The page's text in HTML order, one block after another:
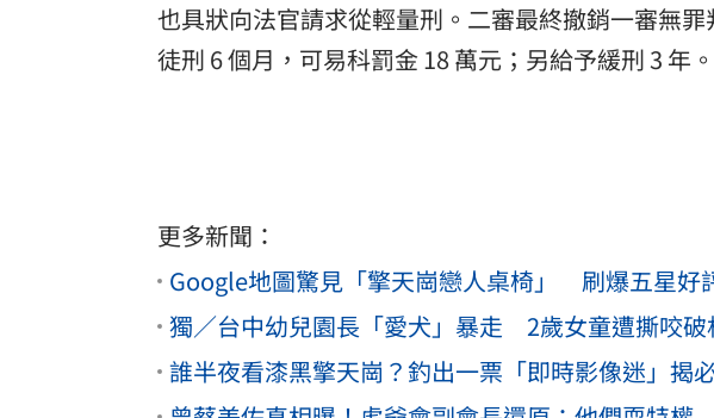
也具狀向法官請求從輕量刑。二審最終撤銷一審無
徒刑 6 個月，可易科罰金 18 萬元；另給予緩刑 3 年
更多新聞：
Google地圖驚見「擎天崗戀人桌椅」 刷爆五星好
獨／台中幼兒園長「愛犬」暴走 2歲女童遭撕咬破
誰半夜看漆黑擎天崗？釣出一票「即時影像迷」揭